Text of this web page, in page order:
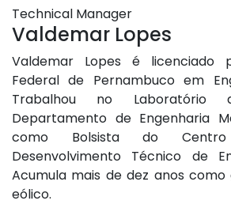
Technical Manager
Valdemar Lopes
Valdemar Lopes é licenciado
Federal de Pernambuco em
Trabalhou no Laboratório
Departamento de Engenharia
como Bolsista do
Desenvolvimento Técnico de
Acumula mais de dez anos
eólico.